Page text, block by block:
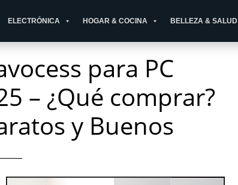
ELECTRÓNICA HOGAR & COCINA BELLEZA & SALUD
para PC
– ¿Qué comprar?
y Buenos